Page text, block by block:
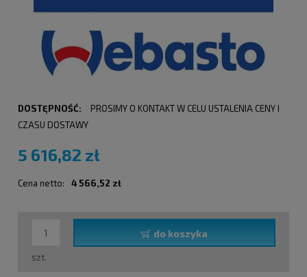
DOSTĘPNOŚĆ:
PROSIMY O KONTAKT W CELU USTALENIA CENY I
CZASU DOSTAWY
5 616,82 zł
Cena netto: 4 566,52 zł
szt.
do koszyka